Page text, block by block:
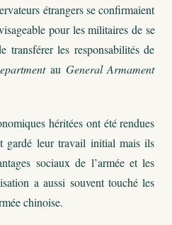
étrangers se confirmaient
pour les militaires de se
transférer les responsabilités de
au General Armament
héritées ont été rendues
gardé leur travail initial mais ils
sociaux de l’armée et les
a aussi souvent touché les
chinoise.